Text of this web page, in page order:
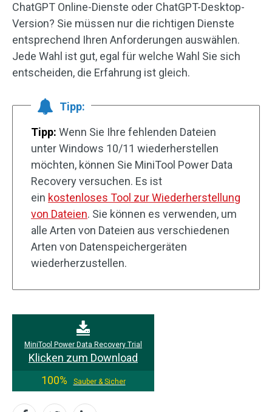
ChatGPT Online-Dienste oder ChatGPT-Desktop-
Version? Sie müssen nur die richtigen Dienste
entsprechend Ihren Anforderungen auswählen.
Jede Wahl ist gut, egal für welche Wahl Sie sich
entscheiden, die Erfahrung ist gleich.
Tipp:
Tipp: Wenn Sie Ihre fehlenden Dateien
unter Windows 10/11 wiederherstellen
möchten, können Sie MiniTool Power Data
Recovery versuchen. Es ist
ein kostenloses Tool zur Wiederherstellung
von Dateien. Sie können es verwenden, um
alle Arten von Dateien aus verschiedenen
Arten von Datenspeichergeräten
wiederherzustellen.
MiniTool Power Data Recovery Trial
Klicken zum Download
100%
Sauber & Sicher